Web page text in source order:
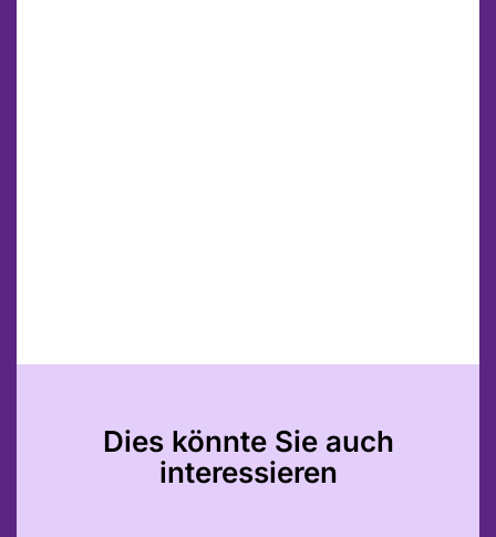
Dies könnte Sie auch
interessieren